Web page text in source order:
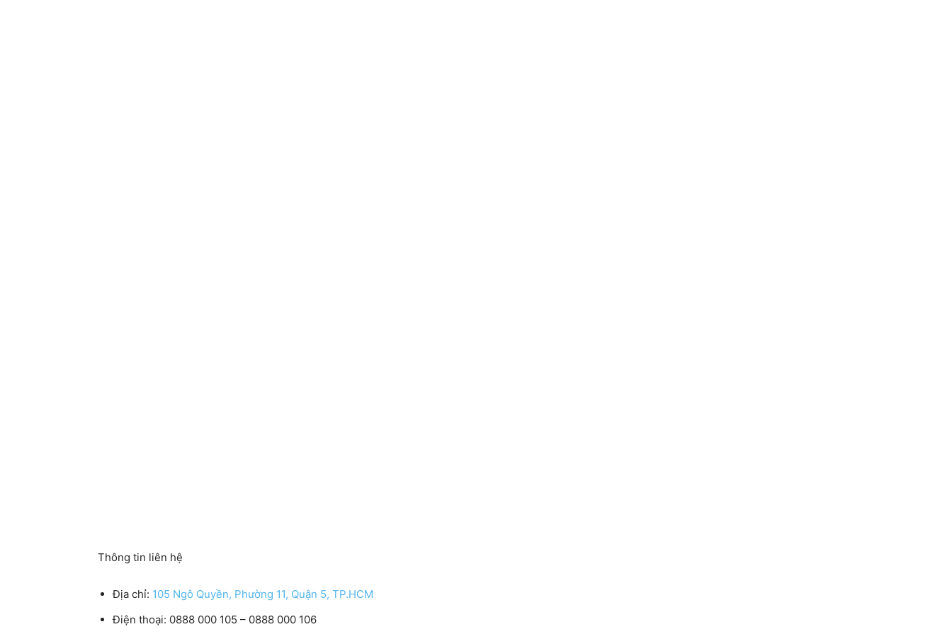
Thông tin liên hệ
Địa chỉ: 105 Ngô Quyền, Phường 11, Quận 5, TP.HCM
Điện thoại: 0888 000 105 – 0888 000 106